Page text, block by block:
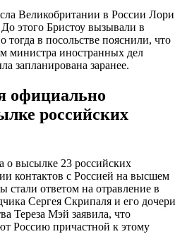
Великобритании в России Лори
этого Бристоу вызывали в
тогда в посольстве пояснили, что
министра иностранных дел
запланирована заранее.
официально
российских
о высылке 23 российских
контактов с Россией на высшем
стали ответом на отравление в
Сергея Скрипаля и его дочери
Тереза Мэй заявила, что
Россию причастной к этому